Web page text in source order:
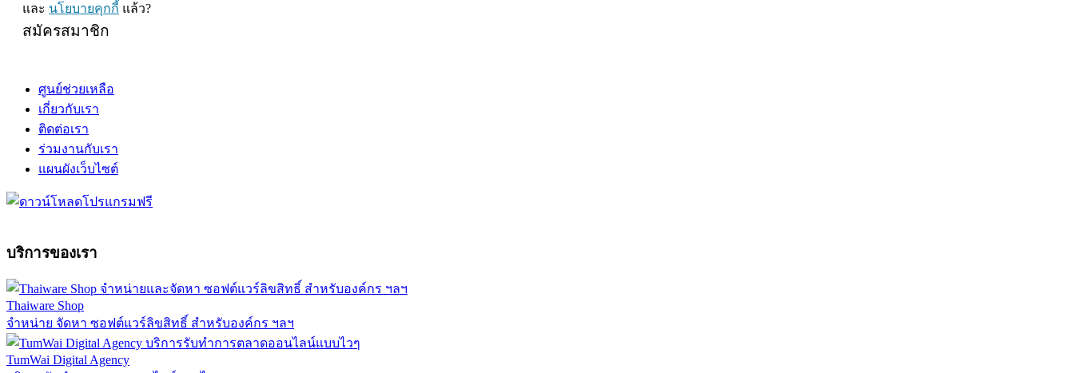
และ นโยบายคุกกี้ แล้ว?
สมัครสมาชิก
ศูนย์ช่วยเหลือ
เกี่ยวกับเรา
ติดต่อเรา
ร่วมงานกับเรา
แผนผังเว็บไซต์
บริการของเรา
Thaiware Shop
จำหน่าย จัดหา ซอฟต์แวร์ลิขสิทธิ์ สำหรับองค์กร ฯลฯ
TumWai Digital Agency